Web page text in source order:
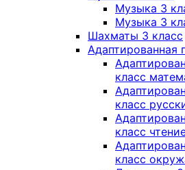
Музыка 3
Музыка 3
Шахматы 3 класс
Адаптированная
класс
класс
класс
класс